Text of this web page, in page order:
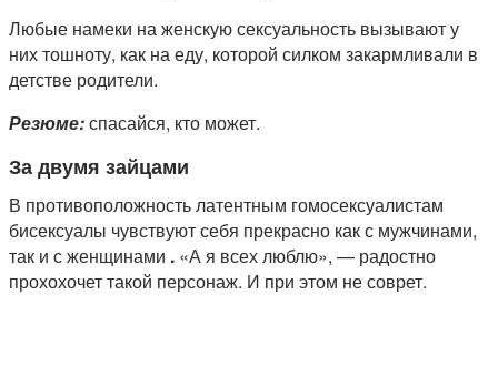
Любые намеки на женскую сексуальность вызывают у
них тошноту, как на еду, которой силком закармливали в
детстве родители.
Резюме:спасайся, кто может.
За двумя зайцами
В противоположность латентным гомосексуалистам
бисексуалы чувствуют себя прекрасно как с мужчинами,
так и с женщинами . «А я всех люблю», — радостно
прохохочет такой персонаж. И при этом не соврет.